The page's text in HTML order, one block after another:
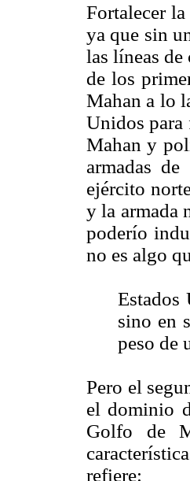
Fortalecer
ya que sin
las líneas
de los
Mahan a lo
Unidos para
Mahan y
armadas
ejército
y la armada
poderío
no es algo
Estados
sino en
peso de
Pero el
el dominio
Golfo de
refiere: